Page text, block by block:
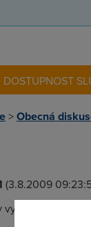
DOSTUPNOST
>Obecná
(3.8.2009
forum